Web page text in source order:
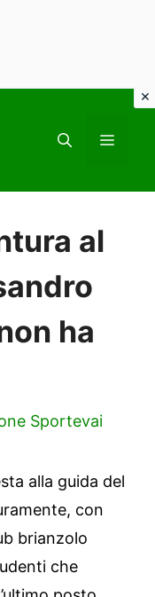
al
ha
Sportevai
alla guida del
con
brianzolo
che